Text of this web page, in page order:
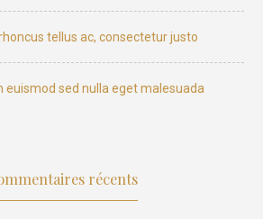
tellus ac, consectetur justo
euismod sed nulla eget malesuada
récents